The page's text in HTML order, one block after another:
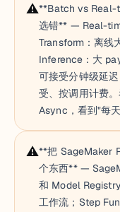
⚠️**Batch vs Real-
选错** — Real-
Transform：离线
Inference：大
可接受分钟级延
受、按调用计费
Async，看到"每
⚠️**把 SageMaker
个东西** —
和 Model
工作流；Step